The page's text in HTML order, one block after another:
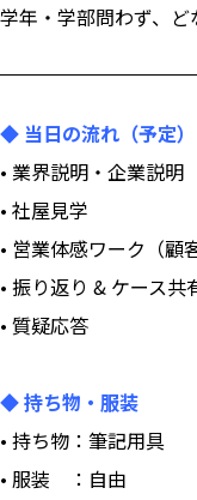
学年・学部問わず、ど
◆ 当日の流れ（予定）
• 業界説明・企業説明
• 社屋見学
• 営業体感ワーク（顧
• 振り返り & ケース共
• 質疑応答
◆ 持ち物・服装
• 持ち物：筆記用具
• 服装 ：自由